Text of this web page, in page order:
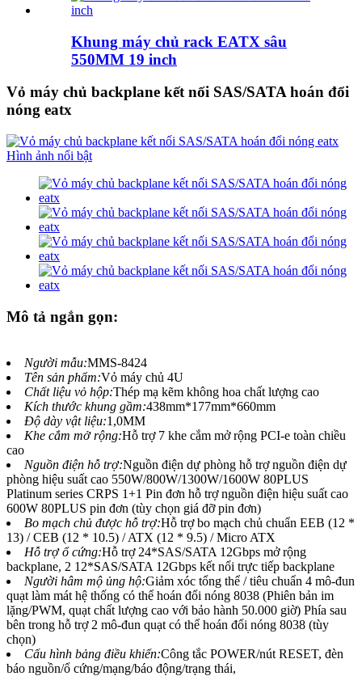
Khung máy chủ rack EATX sâu
550MM 19 inch
Vỏ máy chủ backplane kết nối SAS/SATA hoán đổi
nóng eatx
Mô tả ngắn gọn:
Người mẫu:MMS-8424
Tên sản phẩm:Vỏ máy chủ 4U
Chất liệu vỏ hộp:Thép mạ kẽm không hoa chất lượng cao
Kích thước khung gầm:438mm*177mm*660mm
Độ dày vật liệu:1,0MM
Khe cắm mở rộng:Hỗ trợ 7 khe cắm mở rộng PCI-e toàn chiều
cao
Nguồn điện hỗ trợ:Nguồn điện dự phòng hỗ trợ nguồn điện dự
phòng hiệu suất cao 550W/800W/1300W/1600W 80PLUS
Platinum series CRPS 1+1 Pin đơn hỗ trợ nguồn điện hiệu suất cao
600W 80PLUS pin đơn (tùy chọn giá đỡ pin đơn)
Bo mạch chủ được hỗ trợ:Hỗ trợ bo mạch chủ chuẩn EEB (12 *
13) / CEB (12 * 10.5) / ATX (12 * 9.5) / Micro ATX
Hỗ trợ ổ cứng:Hỗ trợ 24*SAS/SATA 12Gbps mở rộng
backplane, 2 12*SAS/SATA 12Gbps kết nối trực tiếp backplane
Người hâm mộ ủng hộ:Giảm xóc tổng thể / tiêu chuẩn 4 mô-đun
quạt làm mát hệ thống có thể hoán đổi nóng 8038 (Phiên bản im
lặng/PWM, quạt chất lượng cao với bảo hành 50.000 giờ) Phía sau
bên trong hỗ trợ 2 mô-đun quạt có thể hoán đổi nóng 8038 (tùy
chọn)
Cấu hình bảng điều khiển:Công tắc POWER/nút RESET, đèn
báo nguồn/ổ cứng/mạng/báo động/trạng thái,